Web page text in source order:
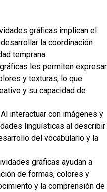
gráficas implican el
la coordinación
temprana.
les permiten expresar
y texturas, lo que
y su capacidad de
Al interactuar con imágenes y
lingüísticas al describir
del vocabulario y la
gráficas ayudan a
de formas, colores y
y la comprensión de